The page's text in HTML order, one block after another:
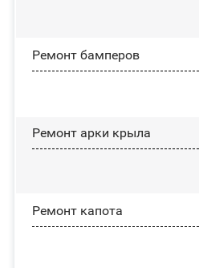
Ремонт бамперов
Ремонт арки крыла
Ремонт капота